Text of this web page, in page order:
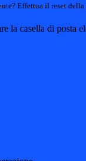
Effettua il reset
la casella di posta